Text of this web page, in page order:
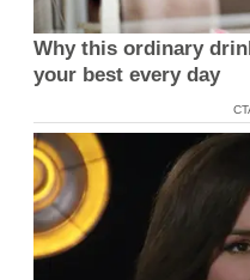
Why this ordinary
your best every day